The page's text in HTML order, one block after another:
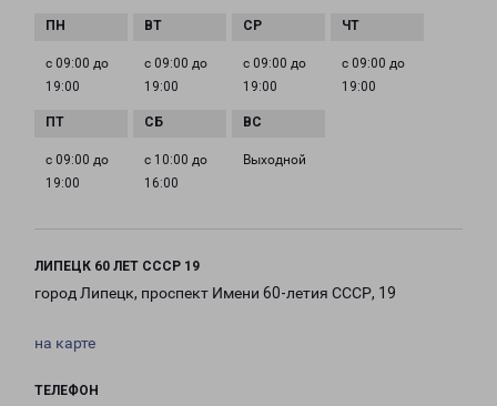
с 09:00 до
19:00
с 09:00 до
19:00
с 09:00 до
19:00
с 09:00 до
19:00
с 09:00 до
19:00
с 10:00 до
16:00
Выходной
ЛИПЕЦК 60 ЛЕТ СССР 19
город Липецк, проспект Имени 60-летия СССР, 19
на карте
ТЕЛЕФОН